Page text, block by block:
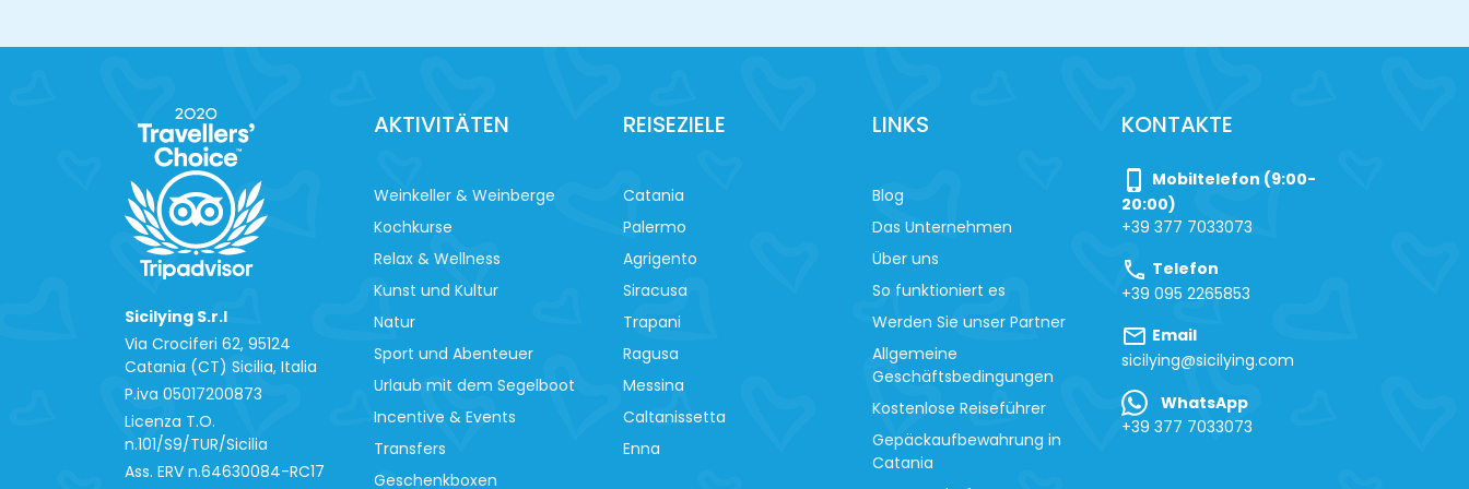
Sicilying S.r.l
Via Crociferi 62, 95124
Catania (CT) Sicilia, Italia
P.iva 0‍5017200873
Licenza T.O.
n.101/S9/TUR/Sicilia
Ass. ERV n.64630084-RC17
AKTIVITÄTEN
Weinkeller & Weinberge
Kochkurse
Relax & Wellness
Kunst und Kultur
Natur
Sport und Abenteuer
Urlaub mit dem Segelboot
Incentive & Events
Transfers
Geschenkboxen
REISEZIELE
Catania
Palermo
Agrigento
Siracusa
Trapani
Ragusa
Messina
Caltanissetta
Enna
LINKS
Blog
Das Unternehmen
Über uns
So funktioniert es
Werden Sie unser Partner
Allgemeine
Geschäftsbedingungen
Kostenlose Reiseführer
Gepäckaufbewahrung in
Catania
KONTAKTE
phone_iphone
Mobiltelefon (9:00-
20:00)
+39 377 7033073
call Telefon
+39 095 2265853
mail Email
sicilying@sicilying.com
WhatsApp
+39 377 7033073